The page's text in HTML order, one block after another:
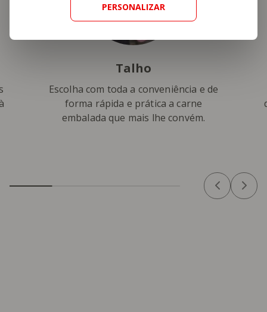
PERSONALIZAR
Talho
Escolha com toda a conveniência e de
forma rápida e prática a carne
embalada que mais lhe convém.